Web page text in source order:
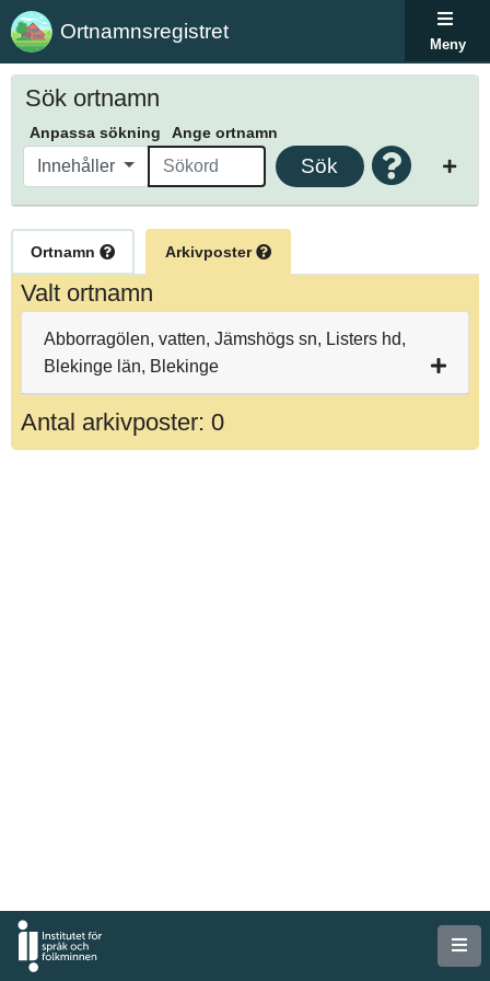
Ortnamnsregistret
Meny
Sök ortnamn
Anpassa sökning Ange ortnamn
Innehåller Sök
Ortnamn Arkivposter
Valt ortnamn
Abborragölen, vatten, Jämshögs sn, Listers hd,
Blekinge län, Blekinge
Antal arkivposter: 0